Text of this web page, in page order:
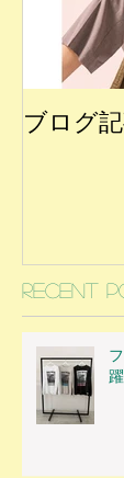
ブログ
Recent